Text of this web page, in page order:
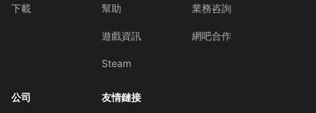
下載 幫助
遊戲資訊
Steam
業務咨詢
網吧合作
公司 友情鏈接